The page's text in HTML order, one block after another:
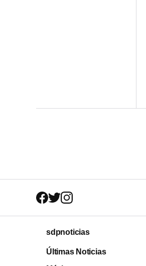
sdpnoticias
Últimas Noticias